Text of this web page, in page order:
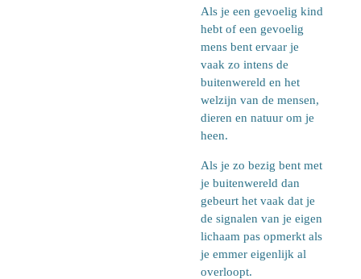
Als je een gevoelig kind
hebt of een gevoelig
mens bent ervaar je
vaak zo intens de
buitenwereld en het
welzijn van de mensen,
dieren en natuur om je
heen.
Als je zo bezig bent met
je buitenwereld dan
gebeurt het vaak dat je
de signalen van je eigen
lichaam pas opmerkt als
je emmer eigenlijk al
overloopt.